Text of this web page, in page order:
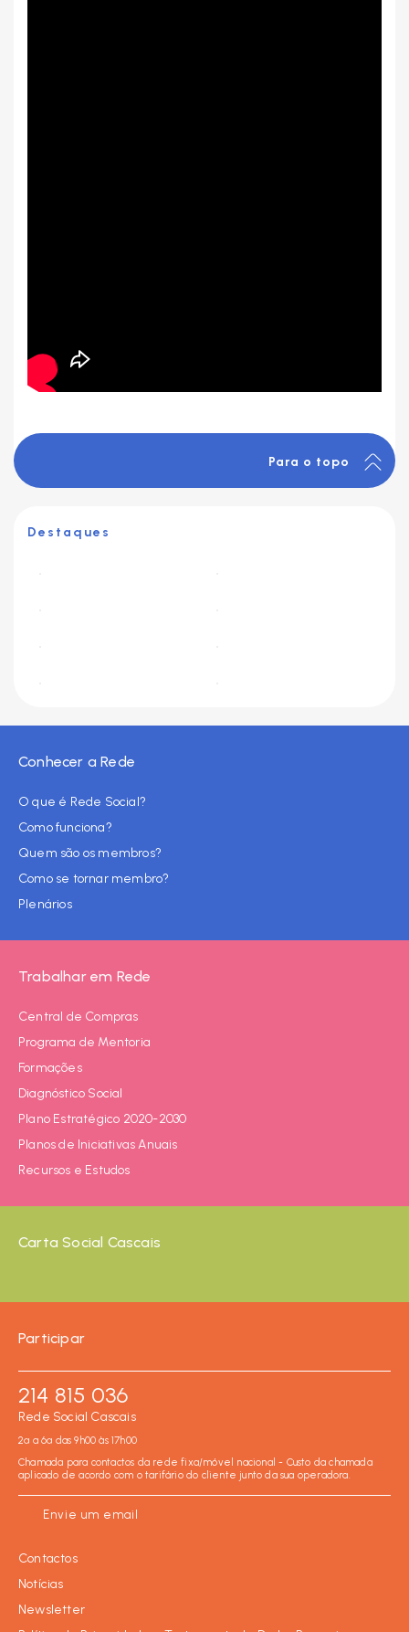
Para o topo
Destaques
Conhecer a Rede
O que é Rede Social?
Como funciona?
Quem são os membros?
Como se tornar membro?
Plenários
Trabalhar em Rede
Central de Compras
Programa de Mentoria
Formações
Diagnóstico Social
Plano Estratégico 2020-2030
Planos de Iniciativas Anuais
Recursos e Estudos
Carta Social Cascais
Participar
214 815 036
Rede Social Cascais
2ª a 6ª das 9h00 às 17h00
Chamada para contactos da rede fixa/móvel nacional - Custo da chamada
aplicado de acordo com o tarifário do cliente junto da sua operadora.
Envie um email
Contactos
Notícias
Newsletter